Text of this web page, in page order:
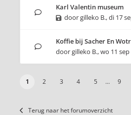
Karl Valentin museum
doorgilleko B.,di 17
Koffie bij Sacher En
doorgilleko B.,wo 11 sep
1 2 3 4 5 … 9
Terug naar het forumoverzicht